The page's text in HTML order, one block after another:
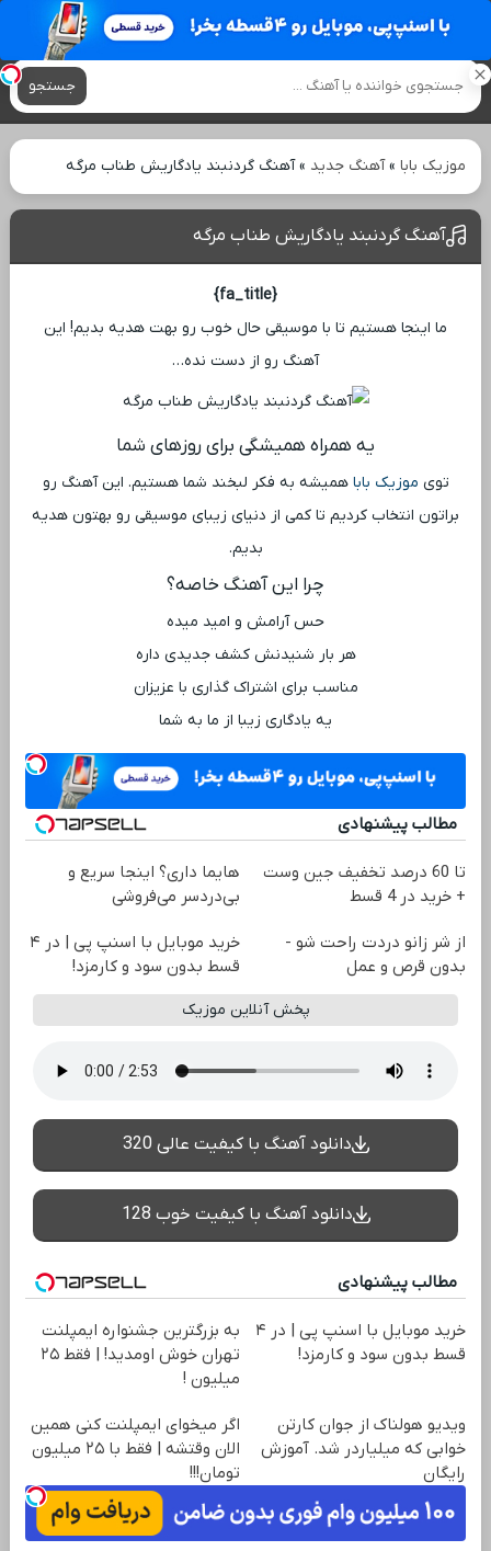
آهنگ های جدید
جستجو
موزیک بابا»آهنگ جدید »آهنگ گردنبند یادگاریش طناب مرگه
آهنگ گردنبند یادگاریش طناب مرگه
{fa_title}
ما اینجا هستیم تا با موسیقی حال خوب رو بهت هدیه بدیم! این
آهنگ رو از دست نده…
یه همراه همیشگی برای روزهای شما
توی موزیک بابا همیشه به فکر لبخند شما هستیم. این آهنگ رو
براتون انتخاب کردیم تا کمی از دنیای زیبای موسیقی رو بهتون هدیه
بدیم.
چرا این آهنگ خاصه؟
حس آرامش و امید میده
هر بار شنیدنش کشف جدیدی داره
مناسب برای اشتراک گذاری با عزیزان
یه یادگاری زیبا از ما به شما
مطالب پیشنهادی
تا 60 درصد تخفیف جین وست
+ خرید در 4 قسط
هایما داری؟ اینجا سریع و
بی‌دردسر می‌فروشی
از شر زانو دردت راحت شو -
بدون قرص و عمل
خرید موبایل با اسنپ پی | در ۴
قسط بدون سود و کارمزد!
پخش آنلاین موزیک
دانلود آهنگ با کیفیت عالی 320
دانلود آهنگ با کیفیت خوب 128
مطالب پیشنهادی
خرید موبایل با اسنپ پی | در ۴
قسط بدون سود و کارمزد!
به بزرگترین جشنواره ایمپلنت
تهران خوش اومدید! | فقط ۲۵
میلیون !
ویدیو هولناک از جوان کارتن
خوابی که میلیاردر شد. آموزش
رایگان
اگر میخوای ایمپلنت کنی همین
الان وقتشه | فقط با ۲۵ میلیون
تومان!!!